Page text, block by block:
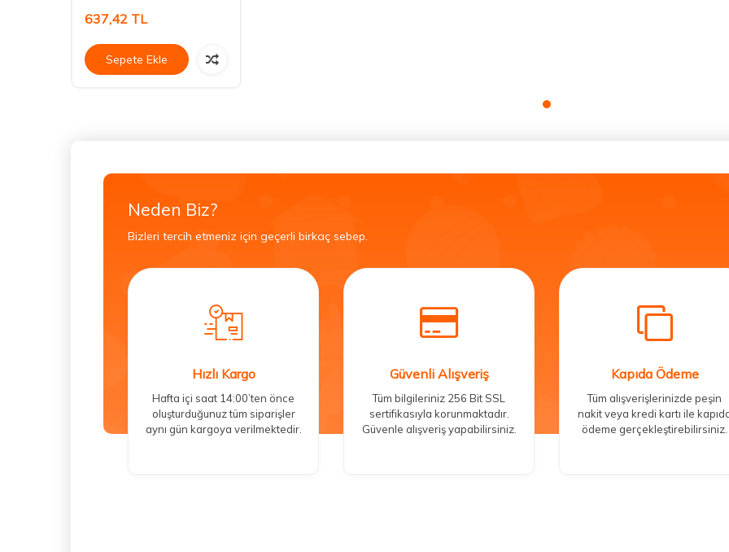
637,42 TL
Sepete Ekle
Neden Biz?
Bizleri tercih etmeniz için geçerli birkaç sebep.
Hızlı Kargo
Hafta içi saat 14:00’ten önce
oluşturduğunuz tüm siparişler
aynı gün kargoya verilmektedir.
Güvenli Alışveriş
Tüm bilgileriniz 256 Bit SSL
sertifikasıyla korunmaktadır.
Güvenle alışveriş yapabilirsiniz.
Kapıda Ödeme
Tüm alışverişlerinizde peşin
nakit veya kredi kartı ile
ödeme gerçekleştirebilirsiniz.